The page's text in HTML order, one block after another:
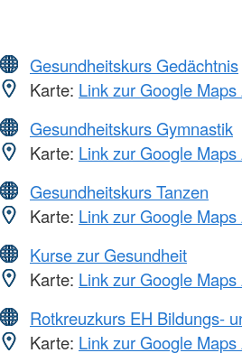
Gesundheitskurs Gedächtnis
Karte: Link zur Google
Gesundheitskurs Gymnastik
Karte: Link zur Google
Gesundheitskurs Tanzen
Karte: Link zur Google
Kurse zur Gesundheit
Karte: Link zur Google
Rotkreuzkurs EH Bildungs-
Karte: Link zur Google